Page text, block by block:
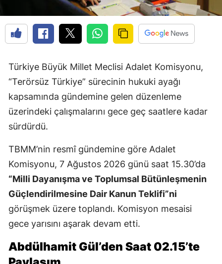
Türkiye Büyük Millet Meclisi Adalet Komisyonu,
“Terörsüz Türkiye” sürecinin hukuki ayağı
kapsamında gündemine gelen düzenleme
üzerindeki çalışmalarını gece geç saatlere kadar
sürdürdü.
TBMM’nin resmî gündemine göre Adalet
Komisyonu, 7 Ağustos 2026 günü saat 15.30’da
“Milli Dayanışma ve Toplumsal Bütünleşmenin
Güçlendirilmesine Dair Kanun Teklifi”ni
görüşmek üzere toplandı. Komisyon mesaisi
gece yarısını aşarak devam etti.
Abdülhamit Gül’den Saat 02.15’te